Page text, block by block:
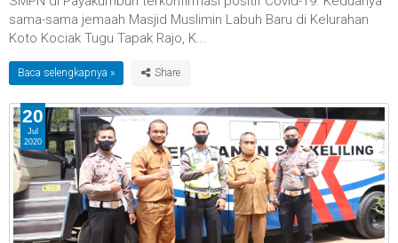
sama-sama jemaah Masjid Muslimin Labuh Baru di Kelurahan
Koto Kociak Tugu Tapak Rajo, K...
Baca selengkapnya »
20
Jul
2020